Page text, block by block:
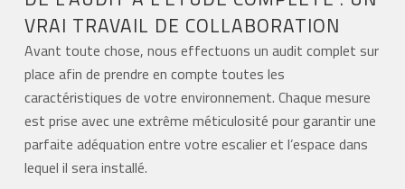
VRAI TRAVAIL DE COLLABORATION
Avant toute chose, nous effectuons un audit complet sur
place afin de prendre en compte toutes les
caractéristiques de votre environnement. Chaque mesure
est prise avec une extrême méticulosité pour garantir une
parfaite adéquation entre votre escalier et l’espace dans
lequel il sera installé.